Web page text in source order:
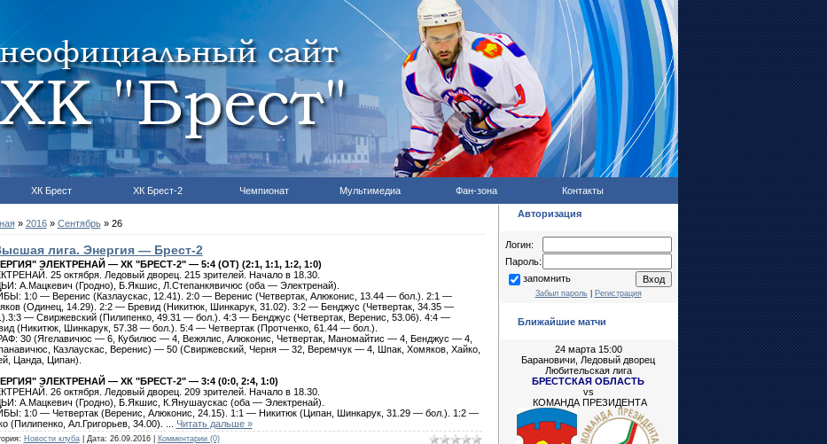
ХК Брест ХК Брест-2 Чемпионат Мультимедиа Фан-зона Контакты
» 2016 » Сентябрь » 26
лига. Энергия — Брест-2
ЭЛЕКТРЕНАЙ — ХК "БРЕСТ-2" — 5:4 (ОТ) (2:1, 1:1, 1:2, 1:0)
25 октября. Ледовый дворец. 215 зрителей. Начало в 18.30.
А.Мацкевич (Гродно), Б.Якшис, Л.Степанкявичюс (оба — Электренай).
1:0 — Веренис (Казлаускас, 12.41). 2:0 — Веренис (Четвертак, Алюконис, 13.44 — бол.). 2:1 —
(Одинец, 14.29). 2:2 — Бревид (Никитюк, Шинкарук, 31.02). 3:2 — Бенджус (Четвертак, 34.35 —
— Свиржевский (Пилипенко, 49.31 — бол.). 4:3 — Бенджус (Четвертак, Веренис, 53.06). 4:4 —
(Никитюк, Шинкарук, 57.38 — бол.). 5:4 — Четвертак (Протченко, 61.44 — бол.).
30 (Ягелавичюс — 6, Кубилюс — 4, Вежялис, Алюконис, Четвертак, Маномайтис — 4, Бенджус — 4,
Казлаускас, Веренис) — 50 (Свиржевский, Черня — 32, Веремчук — 4, Шпак, Хомяков, Хайко,
Цанда, Ципан).
ЭЛЕКТРЕНАЙ — ХК "БРЕСТ-2" — 3:4 (0:0, 2:4, 1:0)
26 октября. Ледовый дворец. 209 зрителей. Начало в 18.30.
А.Мацкевич (Гродно), Б.Якшис, К.Янушаускас (оба — Электренай).
1:0 — Четвертак (Веренис, Алюконис, 24.15). 1:1 — Никитюк (Ципан, Шинкарук, 31.29 — бол.). 1:2 —
(Пилипенко, Ал.Григорьев, 34.00).
Читать дальше »
Новости клуба| Дата: 26.09.2016| Комментарии (0)
Авторизация
Логин:
Пароль:
запомнить
Забыл пароль| Регистрация
Ближайшие матчи
24 марта 15:00
Барановичи, Ледовый дворец
Любительская лига
БРЕСТСКАЯ ОБЛАСТЬ
vs
КОМАНДА ПРЕЗИДЕНТА